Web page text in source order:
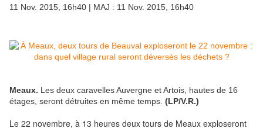
11 Nov. 2015, 16h40 | MAJ : 11 Nov. 2015, 16h40
Meaux. Les deux caravelles Auvergne et Artois, hautes de 16
étages, seront détruites en même temps. (LP/V.R.)
Le 22 novembre, à 13 heures deux tours de Meaux exploseront